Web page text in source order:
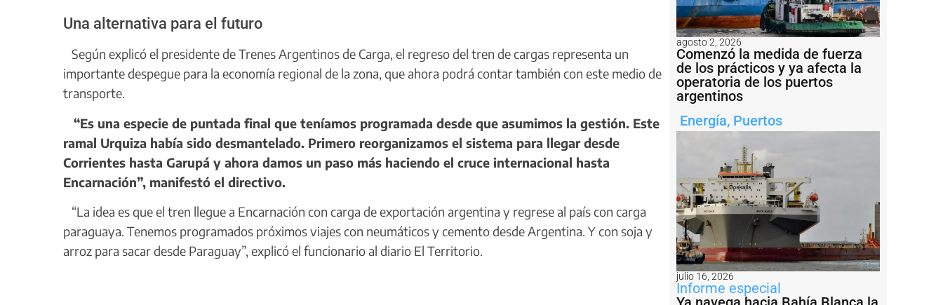
Una alternativa para el futuro
Según explicó el presidente de Trenes Argentinos de Carga, el regreso del tren de cargas representa un
importante despegue para la economía regional de la zona, que ahora podrá contar también con este medio de
transporte.
“Es una especie de puntada final que teníamos programada desde que asumimos la gestión. Este
ramal Urquiza había sido desmantelado. Primero reorganizamos el sistema para llegar desde
Corrientes hasta Garupá y ahora damos un paso más haciendo el cruce internacional hasta
Encarnación”, manifestó el directivo.
“La idea es que el tren llegue a Encarnación con carga de exportación argentina y regrese al país con carga
paraguaya. Tenemos programados próximos viajes con neumáticos y cemento desde Argentina. Y con soja y
arroz para sacar desde Paraguay”, explicó el funcionario al diario El Territorio.
agosto 2, 2026
Comenzó la medida de fuerza
de los prácticos y ya afecta la
operatoria de los puertos
argentinos
Energía, Puertos
julio 16, 2026
Informe especial